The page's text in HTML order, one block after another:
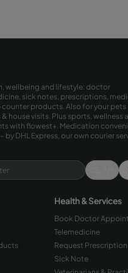
wellbeing and lifestyle: doctor
sick notes, prescriptions,
products. Also for your pets
house visits. Plus sports, wellness
with flowest+. Medication
by DHL Express, our own courier
Health & Services
Book Doctor
Telemedicine
Request Prescription
Sick Note